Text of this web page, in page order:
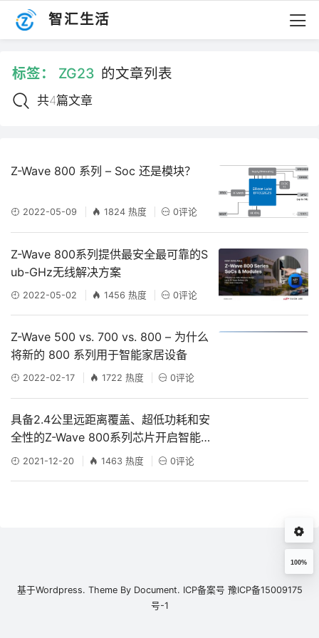
智汇生活
标签： ZG23 的文章列表
共4篇文章
Z-Wave 800 系列 – Soc 还是模块？
2022-05-09 1824 热度 0评论
Z-Wave 800系列提供最安全最可靠的S
ub-GHz无线解决方案
2022-05-02 1456 热度 0评论
Z-Wave 500 vs. 700 vs. 800 – 为什么
将新的 800 系列用于智能家居设备
2022-02-17 1722 热度 0评论
具备2.4公里远距离覆盖、超低功耗和安
全性的Z-Wave 800系列芯片开启智能
家居应用创新新篇章
2021-12-20 1463 热度 0评论
100%
基于Wordpress. Theme By Document. ICP备案号 豫ICP备15009175
号-1